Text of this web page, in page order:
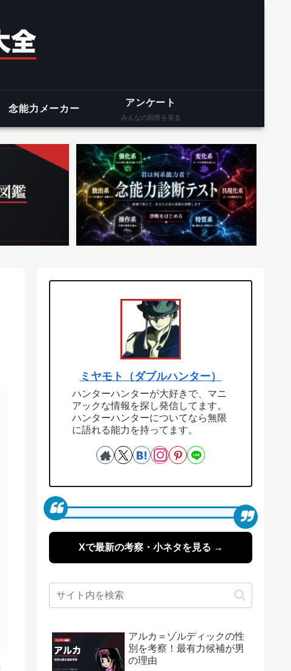
念能力メーカー
アンケート
みんなの回答を見る
ミヤモト（ダブルハンター）
ハンターハンターが大好きで、マニ
アックな情報を探し発信してます。
ハンターハンターについてなら無限
に語れる能力を持ってます。
Xで最新の考察・小ネタを見る →
アルカ＝ゾルディックの性
別を考察！最有力候補が男
の理由